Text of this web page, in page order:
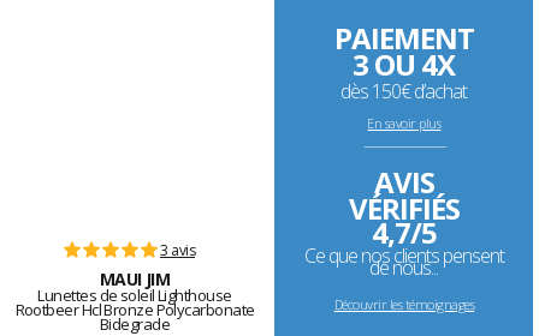
3 avis
MAUI JIM
Lunettes de soleil Lighthouse
Rootbeer Hcl Bronze Polycarbonate
Bidegrade
PAIEMENT
3 OU 4X
dès 150€ d’achat
En savoir plus
--------------------------------------------------------------------
AVIS
VÉRIFIÉS
4,7/5
Ce que nos clients pensent
de nous...
Découvrir les témoignages